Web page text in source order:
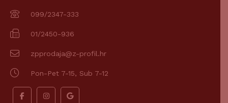
099/2347-333
01/2450-936
zpprodaja@z-profil.hr
Pon-Pet 7-15, Sub 7-12